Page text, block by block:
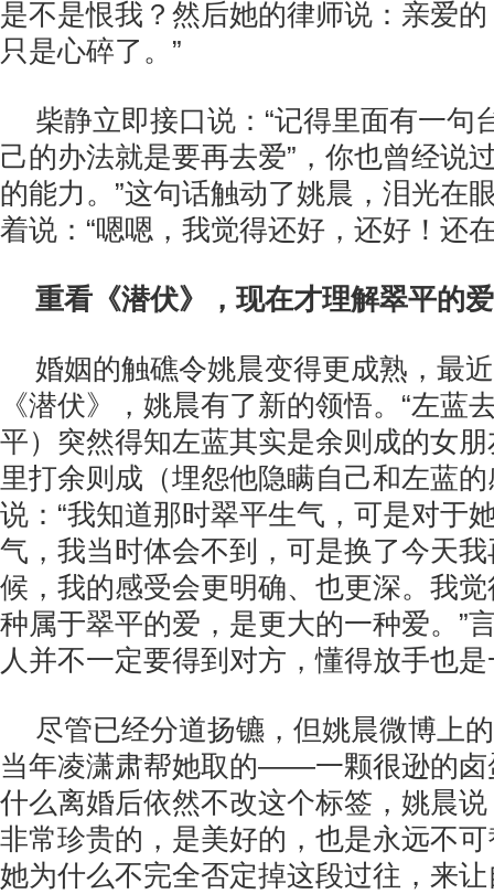
是不是恨我？然后她的律师说：亲爱
只是心碎了。”
柴静立即接口说：“记得里面有一句
己的办法就是要再去爱”，你也曾经说
的能力。”这句话触动了姚晨，泪光在
着说：“嗯嗯，我觉得还好，还好！还
重看《潜伏》，现在才理解翠平的爱
婚姻的触礁令姚晨变得更成熟，最
《潜伏》，姚晨有了新的领悟。“左蓝
平）突然得知左蓝其实是余则成的女
里打余则成（埋怨他隐瞒自己和左蓝的
说：“我知道那时翠平生气，可是对于
气，我当时体会不到，可是换了今天
候，我的感受会更明确、也更深。我
种属于翠平的爱，是更大的一种爱。”
人并不一定要得到对方，懂得放手也
尽管已经分道扬镳，但姚晨微博上
当年凌潇肃帮她取的——一颗很逊的卤
什么离婚后依然不改这个标签，姚晨
非常珍贵的，是美好的，也是永远不
她为什么不完全否定掉这段过往，来